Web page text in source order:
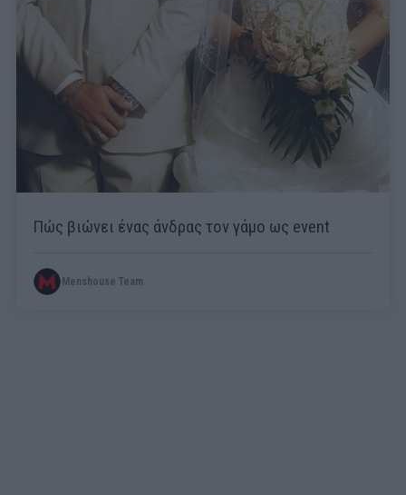
Πώς βιώνει ένας άνδρας τον γάμο ως event
Menshouse Team